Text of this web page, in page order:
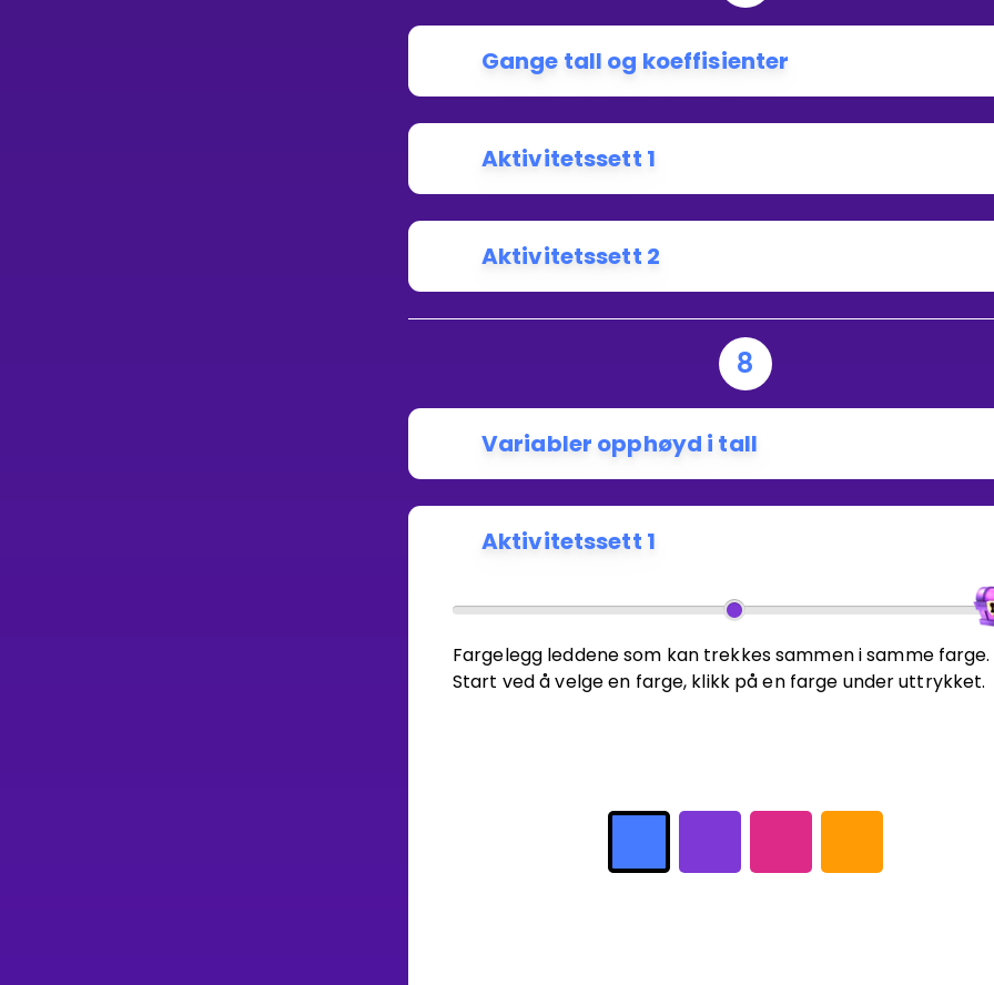
Gange tall og koeffisienter
Aktivitetssett 1
Aktivitetssett 2
8
Variabler opphøyd i tall
Aktivitetssett 1
Fargelegg leddene som kan trekkes sammen i samme farge.
Start ved å velge en farge, klikk på en farge under uttrykket.